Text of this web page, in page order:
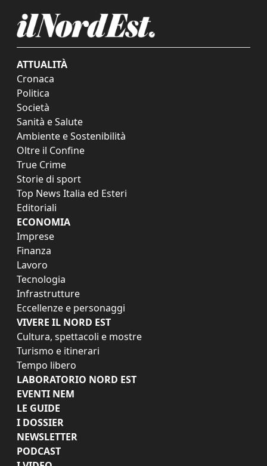
ATTUALITÀ
Cronaca
Politica
Società
Sanità e Salute
Ambiente e Sostenibilità
Oltre il Confine
True Crime
Storie di sport
Top News Italia ed Esteri
Editoriali
ECONOMIA
Imprese
Finanza
Lavoro
Tecnologia
Infrastrutture
Eccellenze e personaggi
VIVERE IL NORD EST
Cultura, spettacoli e mostre
Turismo e itinerari
Tempo libero
LABORATORIO NORD EST
EVENTI NEM
LE GUIDE
I DOSSIER
NEWSLETTER
PODCAST